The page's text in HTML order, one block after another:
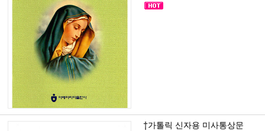
†가톨릭 신자용 미사통상문